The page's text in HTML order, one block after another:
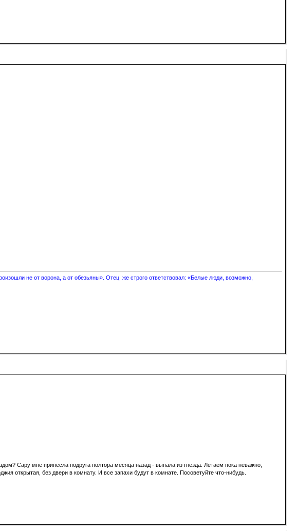
не от ворона, а от обезьяны». Отец же строго ответствовал: «Белые люди, возможно,
Сару мне принесла подруга полтора месяца назад - выпала из гнезда. Летаем пока неважно,
открытая, без двери в комнату. И все запахи будут в комнате. Посоветуйте что-нибудь.